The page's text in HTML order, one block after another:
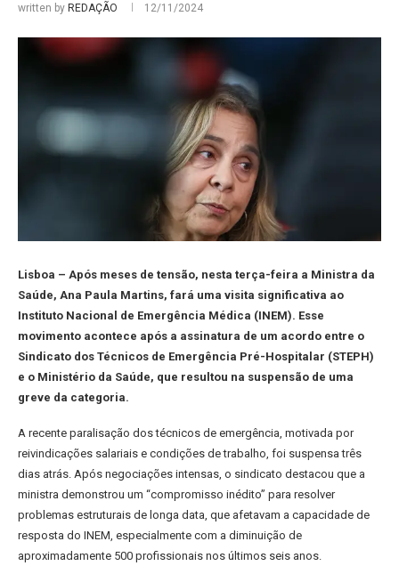
written by REDAÇÃO 12/11/2024
Lisboa – Após meses de tensão, nesta terça-feira a Ministra da
Saúde, Ana Paula Martins, fará uma visita significativa ao
Instituto Nacional de Emergência Médica (INEM). Esse
movimento acontece após a assinatura de um acordo entre o
Sindicato dos Técnicos de Emergência Pré-Hospitalar (STEPH)
e o Ministério da Saúde, que resultou na suspensão de uma
greve da categoria.
A recente paralisação dos técnicos de emergência, motivada por
reivindicações salariais e condições de trabalho, foi suspensa três
dias atrás. Após negociações intensas, o sindicato destacou que a
ministra demonstrou um “compromisso inédito” para resolver
problemas estruturais de longa data, que afetavam a capacidade de
resposta do INEM, especialmente com a diminuição de
aproximadamente 500 profissionais nos últimos seis anos.